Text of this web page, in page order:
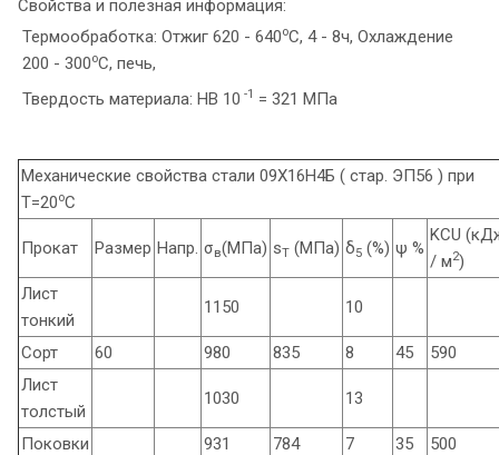
Свойства и полезная информация:
Термообработка: Отжиг 620 - 640oC, 4 - 8ч, Охлаждение
200 - 300oC, печь,
Твердость материала: HB 10 -1 = 321 МПа
Механические свойства стали 09Х16Н4Б ( стар. ЭП56 ) при
Т=20oС
Прокат Размер Напр. σв(МПа) sT (МПа) δ5 (%) ψ %
KCU
/ м2)
Лист
тонкий
1150 10
Сорт 60 980 835 8 45
590
Лист
толстый
1030 13
Поковки 931 784 7 35 500